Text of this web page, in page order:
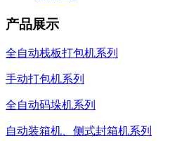
产品展示
全自动栈板打包机系列
手动打包机系列
全自动码垛机系列
自动装箱机、侧式封箱机系列